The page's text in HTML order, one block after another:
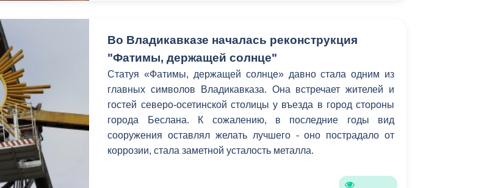
Во Владикавказе началась реконструкция
"Фатимы, держащей солнце"
Статуя «Фатимы, держащей солнце» давно стала одним из
главных символов Владикавказа. Она встречает жителей и
гостей северо-осетинской столицы у въезда в город стороны
города Беслана. К сожалению, в последние годы вид
сооружения оставлял желать лучшего - оно пострадало от
коррозии, стала заметной усталость металла.